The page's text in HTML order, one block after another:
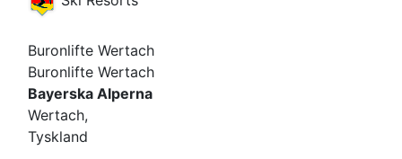
Buronlifte Wertach
Buronlifte Wertach
Bayerska Alperna
Wertach,
Tyskland